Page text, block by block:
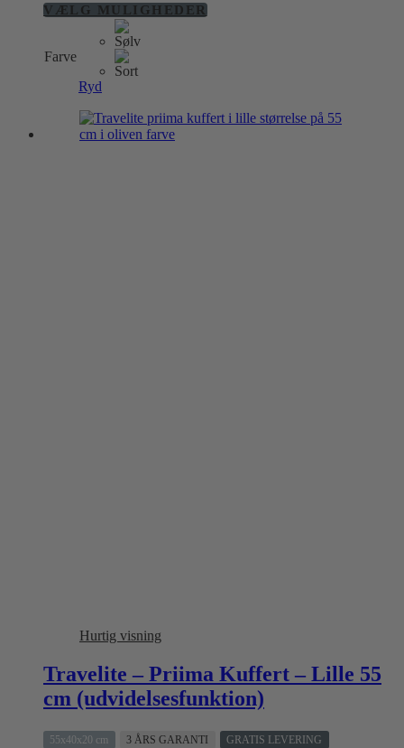
VÆLG MULIGHEDERDette
vælges
Farve
Ryd
Hurtig visning
Travelite – Priima Kuffert – Lille 55
cm (udvidelsesfunktion)
55x40x20 cm 3 ÅRS GARANTI GRATIS LEVERING